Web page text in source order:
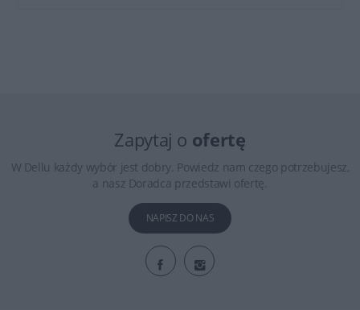
Zapytaj o ofertę
W Dellu każdy wybór jest dobry. Powiedz nam czego potrzebujesz,
a nasz Doradca przedstawi ofertę.
NAPISZ DO NAS